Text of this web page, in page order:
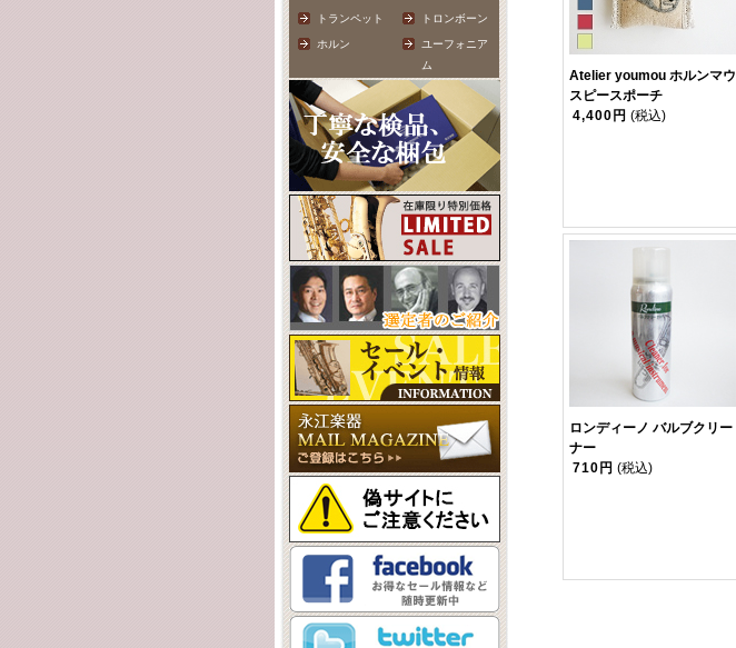
トランペット トロンボーン
ホルン
ユーフォニア
ム
Atelier youmou ホルンマウ
スピースポーチ
4,400円 (税込)
ロンディーノ バルブクリー
ナー
710円 (税込)